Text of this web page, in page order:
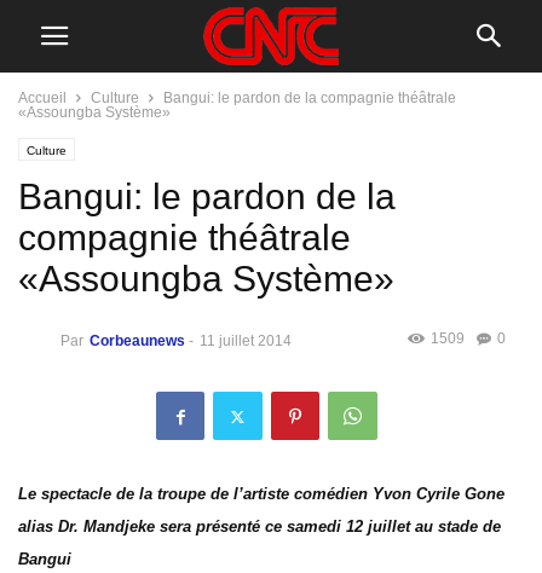
Accueil Culture
Bangui: le pardon de la compagnie théâtrale
«Assoungba Système»
Culture
Bangui: le pardon de la
compagnie théâtrale
«Assoungba Système»
Par Corbeaunews - 11 juillet 2014 0
1509
Le spectacle de la troupe de l’artiste comédien Yvon Cyrile Gone
alias Dr. Mandjeke sera présenté ce samedi 12 juillet au stade de
Bangui